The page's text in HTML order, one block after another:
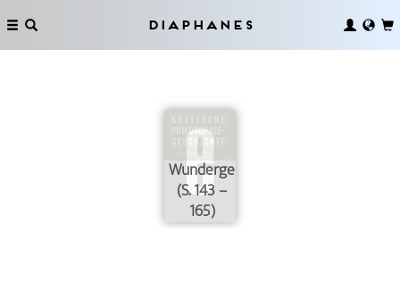
Diaphanes
Wundergeschichte
(S. 143 –
165)